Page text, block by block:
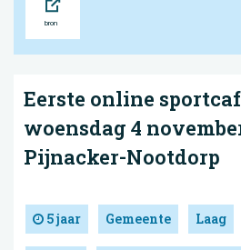
Eerste online
woensdag 4
Pijnacker-Nootdorp
5 jaar Gemeente Laag